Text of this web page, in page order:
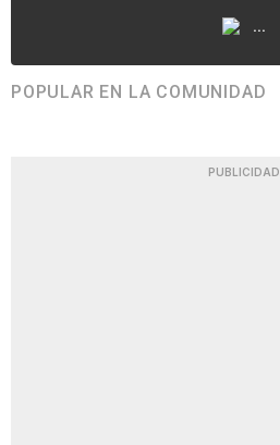
...
POPULAR EN LA COMUNIDAD
PUBLICIDAD